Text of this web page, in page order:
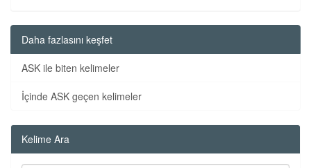
Daha fazlasını keşfet
ASK ile biten kelimeler
İçinde ASK geçen kelimeler
Kelime Ara